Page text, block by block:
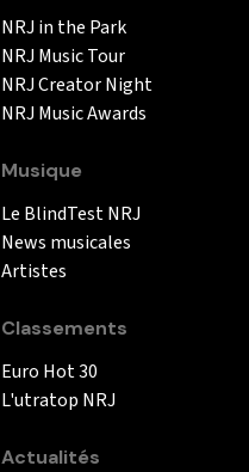
NRJ in the Park
NRJ Music Tour
NRJ Creator Night
NRJ Music Awards
Musique
Le BlindTest NRJ
News musicales
Artistes
Classements
Euro Hot 30
L'utratop NRJ
Actualités